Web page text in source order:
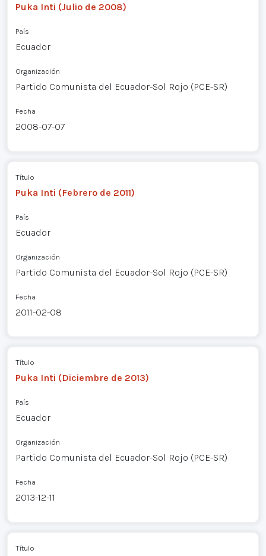
Puka Inti (Julio de 2008)
País
Ecuador
Organización
Partido Comunista del Ecuador-Sol Rojo (PCE-SR)
Fecha
2008-07-07
Título
Puka Inti (Febrero de 2011)
País
Ecuador
Organización
Partido Comunista del Ecuador-Sol Rojo (PCE-SR)
Fecha
2011-02-08
Título
Puka Inti (Diciembre de 2013)
País
Ecuador
Organización
Partido Comunista del Ecuador-Sol Rojo (PCE-SR)
Fecha
2013-12-11
Título